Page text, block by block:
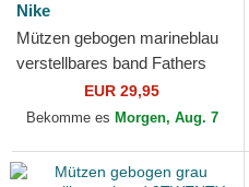
Nike
Mützen gebogen marineblau
verstellbares band Fathers
Day Club Unstructured
Organic Cotton der...
EUR 29,95
Bekomme es Morgen, Aug. 7